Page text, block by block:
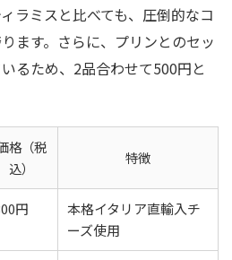
ラミスと比べても、圧倒的なコ
ます。さらに、プリンとのセッ
るため、2品合わせて500円と
格（税
込）
特徴
円
本格イタリア直輸入チ
ーズ使用